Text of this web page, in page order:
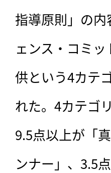
指導原則」の
ェンス・コミ
供という4カテ
れた。4カテゴ
9.5点以上が「
ンナー」、3.5